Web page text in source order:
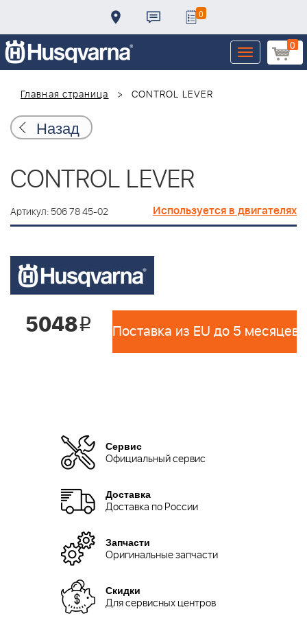
0
0
Toggle
navigation
Главная страница
CONTROL LEVER
Назад
CONTROL LEVER
Артикул: 506 78 45-02 Используется в двигателях
5048i Поставка из EU до 5 месяцев
Сервис
Официальный сервис
Доставка
Доставка по России
Запчасти
Оригинальные запчасти
Скидки
Для сервисных центров